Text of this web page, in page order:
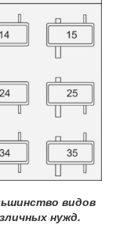
видов
нужд.